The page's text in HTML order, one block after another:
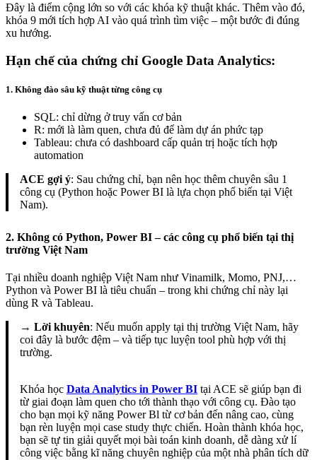
Đây là điểm cộng lớn so với các khóa kỹ thuật khác. Thêm vào đó,
khóa 9 mới tích hợp AI vào quá trình tìm việc – một bước đi đúng
xu hướng.
Hạn chế của chứng chỉ Google Data Analytics:
1. Không đào sâu kỹ thuật từng công cụ
SQL: chỉ dừng ở truy vấn cơ bản
R: mới là làm quen, chưa đủ để làm dự án phức tạp
Tableau: chưa có dashboard cấp quản trị hoặc tích hợp
automation
ACE gợi ý: Sau chứng chỉ, bạn nên học thêm chuyên sâu 1
công cụ (Python hoặc Power BI là lựa chọn phổ biến tại Việt
Nam).
2. Không có Python, Power BI – các công cụ phổ biến tại thị
trường Việt Nam
Tại nhiều doanh nghiệp Việt Nam như Vinamilk, Momo, PNJ,…
Python và Power BI là tiêu chuẩn – trong khi chứng chỉ này lại
dùng R và Tableau.
→ Lời khuyên: Nếu muốn apply tại thị trường Việt Nam, hãy
coi đây là bước đệm – và tiếp tục luyện tool phù hợp với thị
trường.
Khóa học Data Analytics in Power BI tại ACE sẽ giúp bạn đi
từ giai đoạn làm quen cho tới thành thạo với công cụ. Đào tạo
cho bạn mọi kỹ năng Power Bl từ cơ bản đến nâng cao, cùng
bạn rèn luyện mọi case study thực chiến. Hoàn thành khóa học,
bạn sẽ tự tin giải quyết mọi bài toán kinh doanh, dễ dàng xử lí
công việc bằng kĩ năng chuyên nghiệp của một nhà phân tích dữ